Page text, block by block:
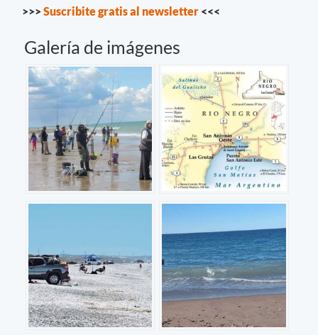
>>>Suscribite gratis al newsletter <<<
Galería de imágenes